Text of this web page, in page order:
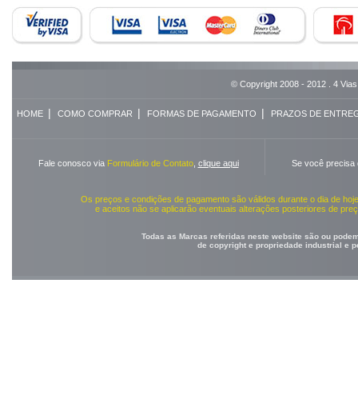
© Copyright 2008 - 2012 . 4
HOME| COMO COMPRAR | FORMAS DE PAGAMENTO | PRAZOS DE
Fale conosco via Formulário de Contato, clique aqui Se você precisa
Os preços e condições de pagamento são válidos durante o dia de
e aceitos não se aplicarão eventuais alterações posteriores de
Todas as Marcas referidas neste website são ou
de copyright e propriedade industrial e